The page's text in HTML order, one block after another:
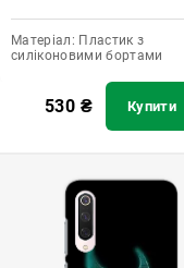
Матеріал: Пластик з
силіконовими бортами
530 ₴ Купити